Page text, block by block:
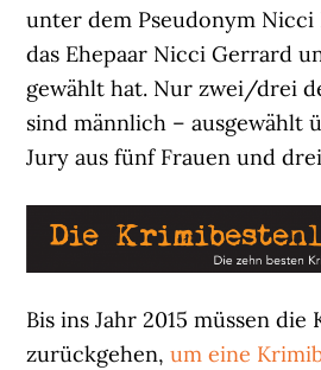
unter dem Pseudonym Nicci
das Ehepaar Nicci Gerrard
gewählt hat. Nur zwei/drei
sind männlich – ausgewählt
Jury aus fünf Frauen und
Bis ins Jahr 2015 müssen
zurückgehen,um eine